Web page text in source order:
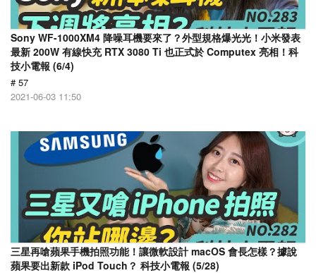
Sony WF-1000XM4 降噪耳機要來了？外型規格爆光光！小米發表
最新 200W 有線快充 RTX 3080 Ti 也正式於 Computex 亮相！科
技小電報 (6/4)
# 57
2021-06-03 11:50
三星再嗆蘋果手機拍照功能！讓微軟設計 macOS 會長怎樣？據說
蘋果要出新款 iPod Touch？ 科技小電報 (5/28)